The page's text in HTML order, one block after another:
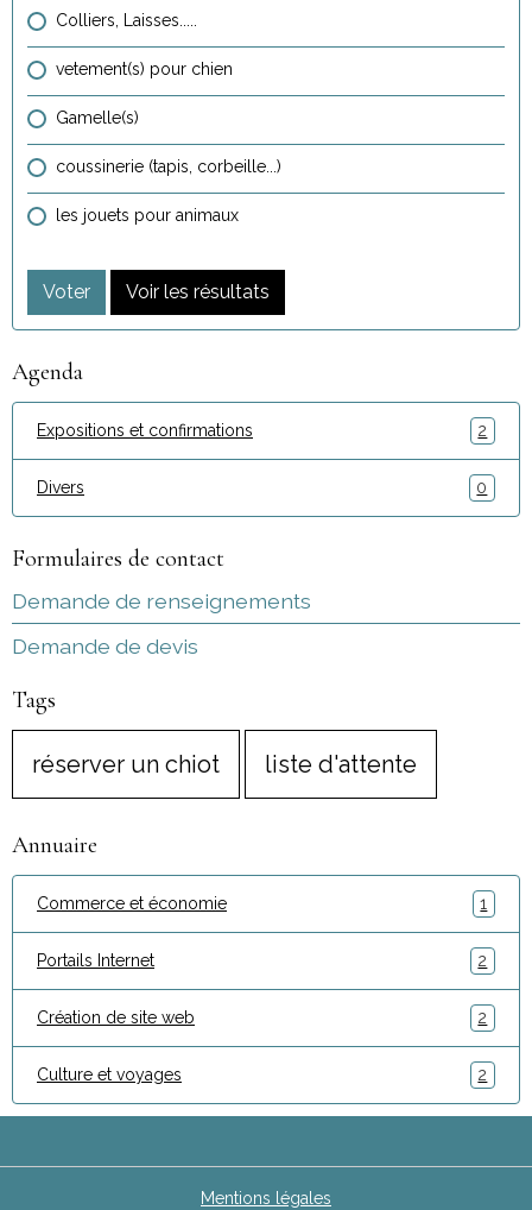
Colliers, Laisses.....
vetement(s) pour chien
Gamelle(s)
coussinerie (tapis, corbeille...)
les jouets pour animaux
Voter Voir les résultats
Agenda
Expositions et confirmations 2
Divers 0
Formulaires de contact
Demande de renseignements
Demande de devis
Tags
réserver un chiot liste d'attente
Annuaire
Commerce et économie 1
Portails Internet 2
Création de site web 2
Culture et voyages 2
Mentions légales